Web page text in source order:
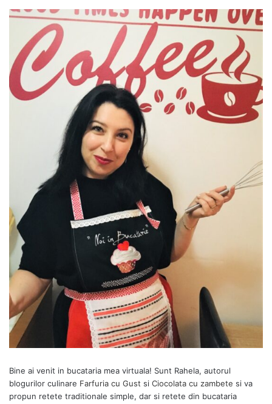
Bine ai venit in bucataria mea virtuala! Sunt Rahela, autorul
blogurilor culinare Farfuria cu Gust si Ciocolata cu zambete si va
propun retete traditionale simple, dar si retete din bucataria